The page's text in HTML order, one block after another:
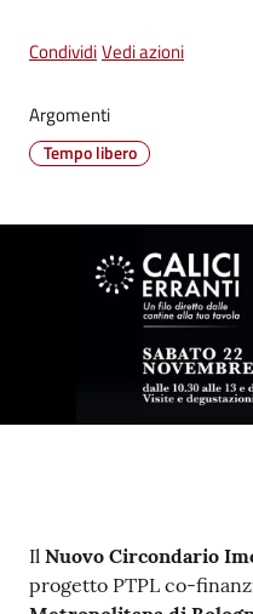
su
CondividiVedi azioni
Argomenti
Tempo libero
Contenuto
Il Nuovo Circondario
progetto PTPL co-